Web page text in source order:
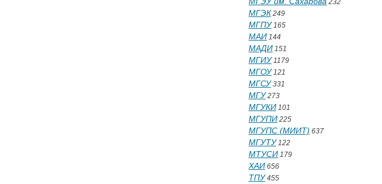
232
МГЭК 249
МГПУ165
МАИ 144
МАДИ 151
МГИУ1179
МГОУ121
МГСУ331
МГУ273
МГУКИ 101
МГУПИ 225
МГУПС (МИИТ) 637
МГУТУ122
МТУСИ 179
ХАИ 656
ТПУ455